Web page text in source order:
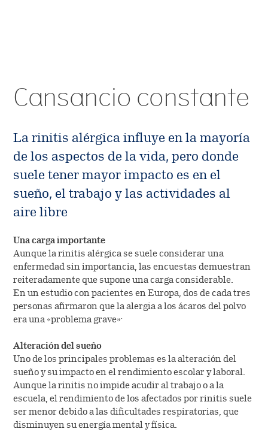
Cansancio constante
La rinitis alérgica influye en la mayoría
de los aspectos de la vida, pero donde
suele tener mayor impacto es en el
sueño, el trabajo y las actividades al
aire libre
Una carga importante​
Aunque la rinitis alérgica se suele considerar una
enfermedad sin importancia, las encuestas demuestran
reiteradamente que supone una carga considerable.
En un estudio con pacientes en Europa, dos de cada tres
personas afirmaron que la alergia a los ácaros del polvo
era una «problema grave».
Alteración del sueño
Uno de los principales problemas es la alteración del
sueño y su impacto en el rendimiento escolar y laboral.
Aunque la rinitis no impide acudir al trabajo o a la
escuela, el rendimiento de los afectados por rinitis suele
ser menor debido a las dificultades respiratorias, que
disminuyen su energía mental y física.